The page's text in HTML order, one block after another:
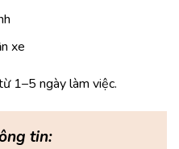
xe
1–5 ngày làm việc.
tin: